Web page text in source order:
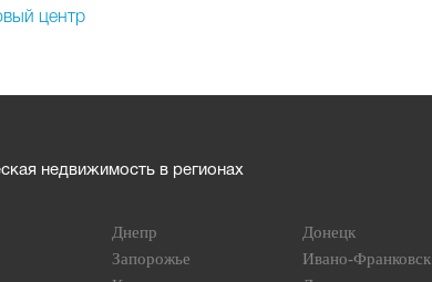
центр
недвижимость в регионах
Днепр
Донецк
Запорожье
Ивано-Франковск